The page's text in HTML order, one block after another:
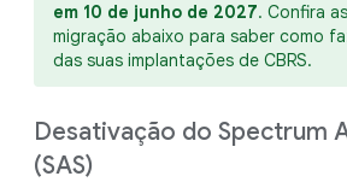
em 10 de junho de 2027. Confira
migração abaixo para saber como
das suas implantações de CBRS.
Desativação do Spectrum
(SAS)